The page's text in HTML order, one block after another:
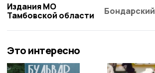
Издания МО
Тамбовской области
Это интересно